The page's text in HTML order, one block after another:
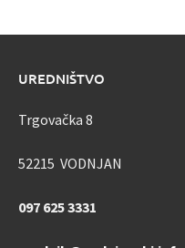
UREDNIŠTVO
Trgovačka 8
52215 VODNJAN
097 625 3331